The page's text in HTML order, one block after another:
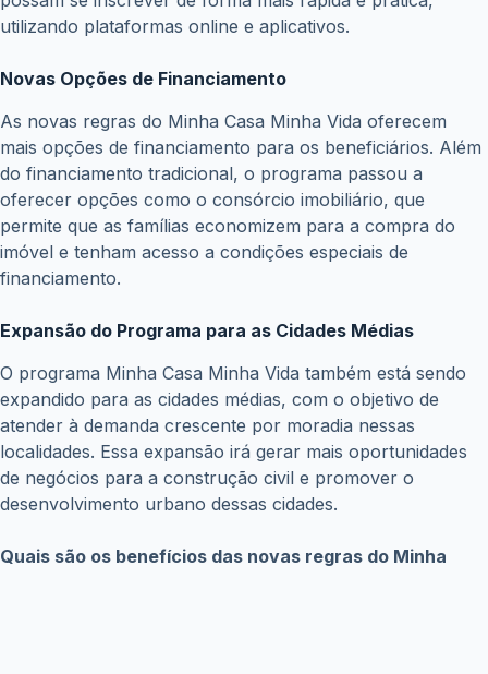
eSocial divulga novas orientações sobre garantias
regras atualizadas
julho 3, 2026
Financiamento do Move Brasil para carros novos já
está disponível; veja como fazer a solicitação
julho 1, 2026
trabalhadores; veja quem recebe
junho 22, 2026
Copyright © WiseTipsCentral
Políticas de Privacidade
Aviso Legal